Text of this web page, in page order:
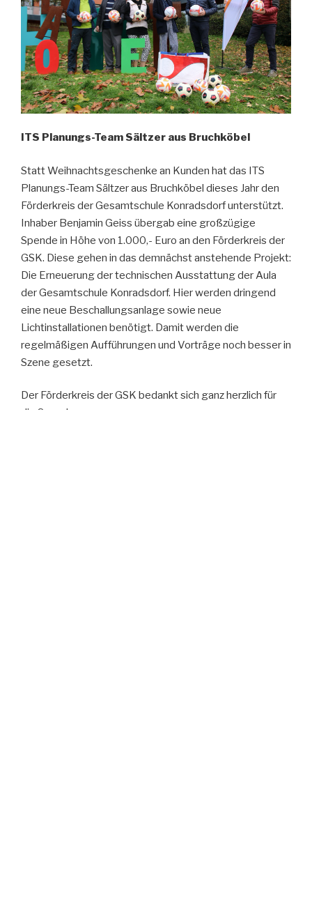
ITS Planungs-Team Sältzer aus Bruchköbel
Statt Weihnachtsgeschenke an Kunden hat das ITS
Planungs-Team Sältzer aus Bruchköbel dieses Jahr den
Förderkreis der Gesamtschule Konradsdorf unterstützt.
Inhaber Benjamin Geiss übergab eine großzügige
Spende in Höhe von 1.000,- Euro an den Förderkreis der
GSK. Diese gehen in das demnächst anstehende Projekt:
Die Erneuerung der technischen Ausstattung der Aula
der Gesamtschule Konradsdorf. Hier werden dringend
eine neue Beschallungsanlage sowie neue
Lichtinstallationen benötigt. Damit werden die
regelmäßigen Aufführungen und Vorträge noch besser in
Szene gesetzt.
Der Förderkreis der GSK bedankt sich ganz herzlich für
die Spende.